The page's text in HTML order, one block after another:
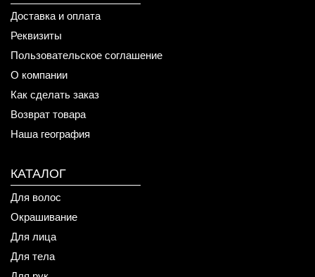
Доставка и оплата
Реквизиты
Пользовательское соглашение
О компании
Как сделать заказ
Возврат товара
Наша география
КАТАЛОГ
Для волос
Окрашивание
Для лица
Для тела